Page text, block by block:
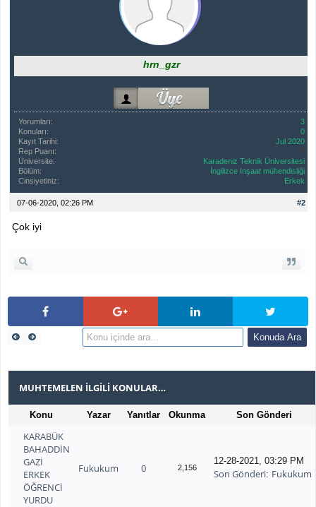
hrn_gzr
Yorumları:
3
Konuları:
0
Kayıt Tarihi:
Jul 2020
Rep Puanı:
Üniversite:
Karadeniz Teknik Üniversitesi
Bölüm:
İngilizce Inşaat mühendisliği
Cinsiyetiniz:
Erkek
#2
07-06-2020, 02:26 PM
Çok iyi
MUHTEMELEN İLGILI KONULAR…
Konu Yazar Yanıtlar Okunma Son Gönderi
KARABÜK
BAHADDİN
GAZİ
ERKEK
ÖĞRENCİ
YURDU
Fukukum 0 2,156
12-28-2021, 03:29 PM
Son Gönderi: Fukukum